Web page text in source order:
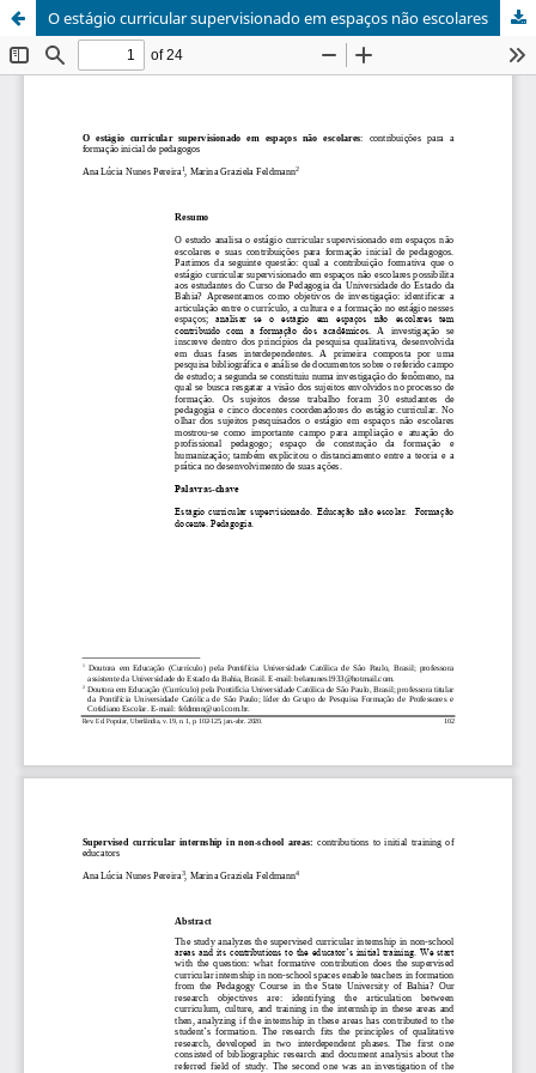
O estágio curricular supervisionado em espaços não escolares